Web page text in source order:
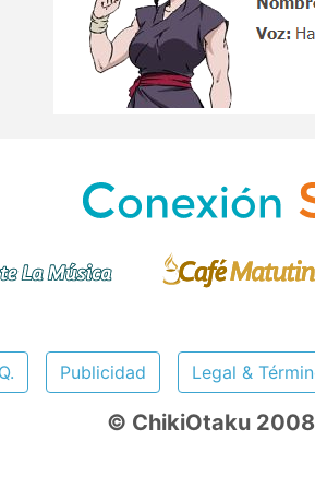
Publicidad Legal &
© ChikiOtaku